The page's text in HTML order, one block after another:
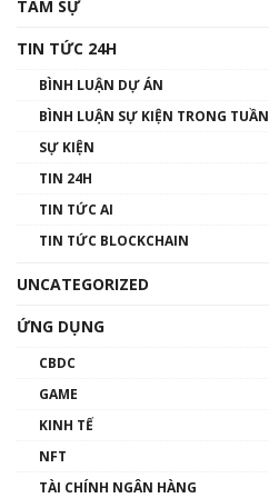
TÂM SỰ
TIN TỨC 24H
BÌNH LUẬN DỰ ÁN
BÌNH LUẬN SỰ KIỆN TRONG TUẦN
SỰ KIỆN
TIN 24H
TIN TỨC AI
TIN TỨC BLOCKCHAIN
UNCATEGORIZED
ỨNG DỤNG
CBDC
GAME
KINH TẾ
NFT
TÀI CHÍNH NGÂN HÀNG